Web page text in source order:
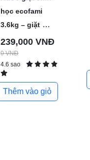
học ecofami
3.6kg – giặt ...
239,000 VNĐ
0 VNĐ
4.6 sao
Thêm vào giỏ